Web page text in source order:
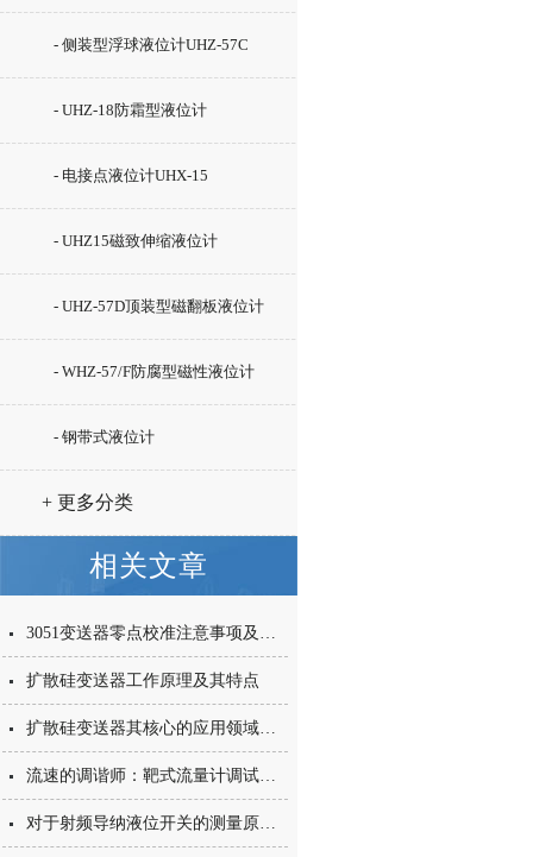
- 侧装型浮球液位计UHZ-57C
- UHZ-18防霜型液位计
- 电接点液位计UHX-15
- UHZ15磁致伸缩液位计
- UHZ-57D顶装型磁翻板液位计
- WHZ-57/F防腐型磁性液位计
- 钢带式液位计
+ 更多分类
相关文章
3051变送器零点校准注意事项及技巧分享
扩散硅变送器工作原理及其特点
扩散硅变送器其核心的应用领域是什么？
流速的调谐师：靶式流量计调试技巧大揭秘
对于射频导纳液位开关的测量原理，您了解多少？